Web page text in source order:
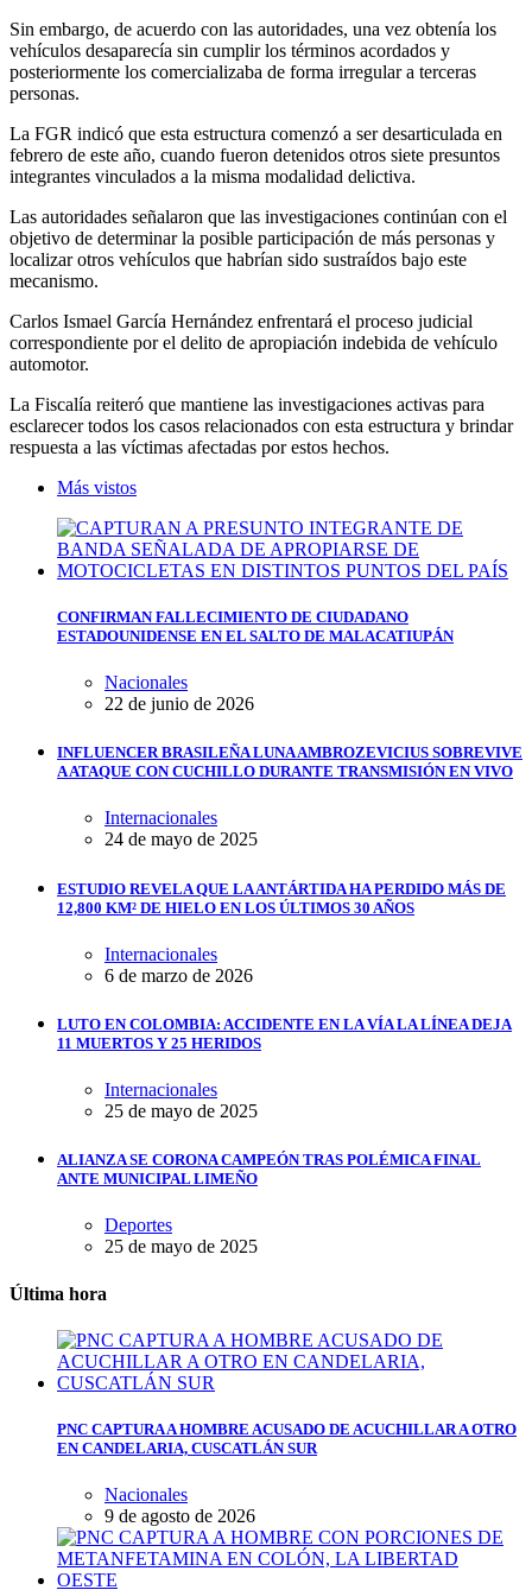
Sin embargo, de acuerdo con las autoridades, una vez obtenía los
vehículos desaparecía sin cumplir los términos acordados y
posteriormente los comercializaba de forma irregular a terceras
personas.
La FGR indicó que esta estructura comenzó a ser desarticulada en
febrero de este año, cuando fueron detenidos otros siete presuntos
integrantes vinculados a la misma modalidad delictiva.
Las autoridades señalaron que las investigaciones continúan con el
objetivo de determinar la posible participación de más personas y
localizar otros vehículos que habrían sido sustraídos bajo este
mecanismo.
Carlos Ismael García Hernández enfrentará el proceso judicial
correspondiente por el delito de apropiación indebida de vehículo
automotor.
La Fiscalía reiteró que mantiene las investigaciones activas para
esclarecer todos los casos relacionados con esta estructura y brindar
respuesta a las víctimas afectadas por estos hechos.
Más vistos
CONFIRMAN FALLECIMIENTO DE CIUDADANO
ESTADOUNIDENSE EN EL SALTO DE MALACATIUPÁN
Nacionales
22 de junio de 2026
INFLUENCER BRASILEÑA LUNA AMBROZEVICIUS SOBREVIVE
A ATAQUE CON CUCHILLO DURANTE TRANSMISIÓN EN VIVO
Internacionales
24 de mayo de 2025
ESTUDIO REVELA QUE LA ANTÁRTIDA HA PERDIDO MÁS DE
12,800 KM² DE HIELO EN LOS ÚLTIMOS 30 AÑOS
Internacionales
6 de marzo de 2026
LUTO EN COLOMBIA: ACCIDENTE EN LA VÍA LA LÍNEA DEJA
11 MUERTOS Y 25 HERIDOS
Internacionales
25 de mayo de 2025
ALIANZA SE CORONA CAMPEÓN TRAS POLÉMICA FINAL
ANTE MUNICIPAL LIMEÑO
Deportes
25 de mayo de 2025
Última hora
PNC CAPTURA A HOMBRE ACUSADO DE ACUCHILLAR A OTRO
EN CANDELARIA, CUSCATLÁN SUR
Nacionales
9 de agosto de 2026